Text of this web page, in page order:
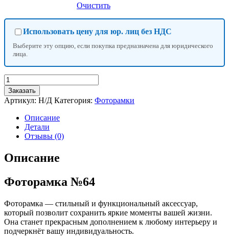
Очистить
Использовать цену для юр. лиц без НДС
Выберите эту опцию, если покупка предназначена для юридического
лица.
Количество
товара
Фоторамка
№64
Заказать
Артикул: Н/Д Категория: Фоторамки
Описание
Детали
Отзывы (0)
Описание
Фоторамка №64
Фоторамка — стильный и функциональный аксессуар,
который позволит сохранить яркие моменты вашей жизни.
Она станет прекрасным дополнением к любому интерьеру и
подчеркнёт вашу индивидуальность.